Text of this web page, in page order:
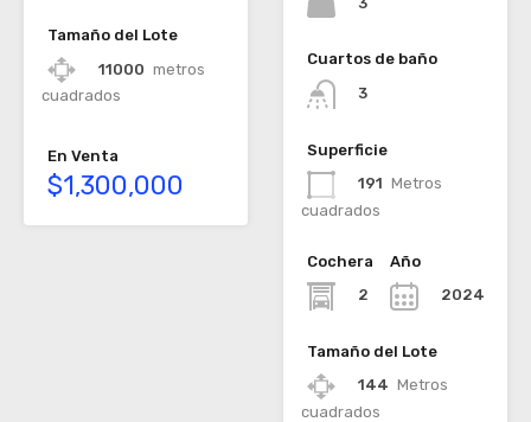
Tamaño del Lote
11000 metros
cuadrados
En Venta
$1,300,000
Cuartos de baño
3
Superficie
191 Metros
cuadrados
Cochera
2
Año
2024
Tamaño del Lote
144 Metros
cuadrados